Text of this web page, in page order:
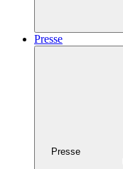
Presse
Presse